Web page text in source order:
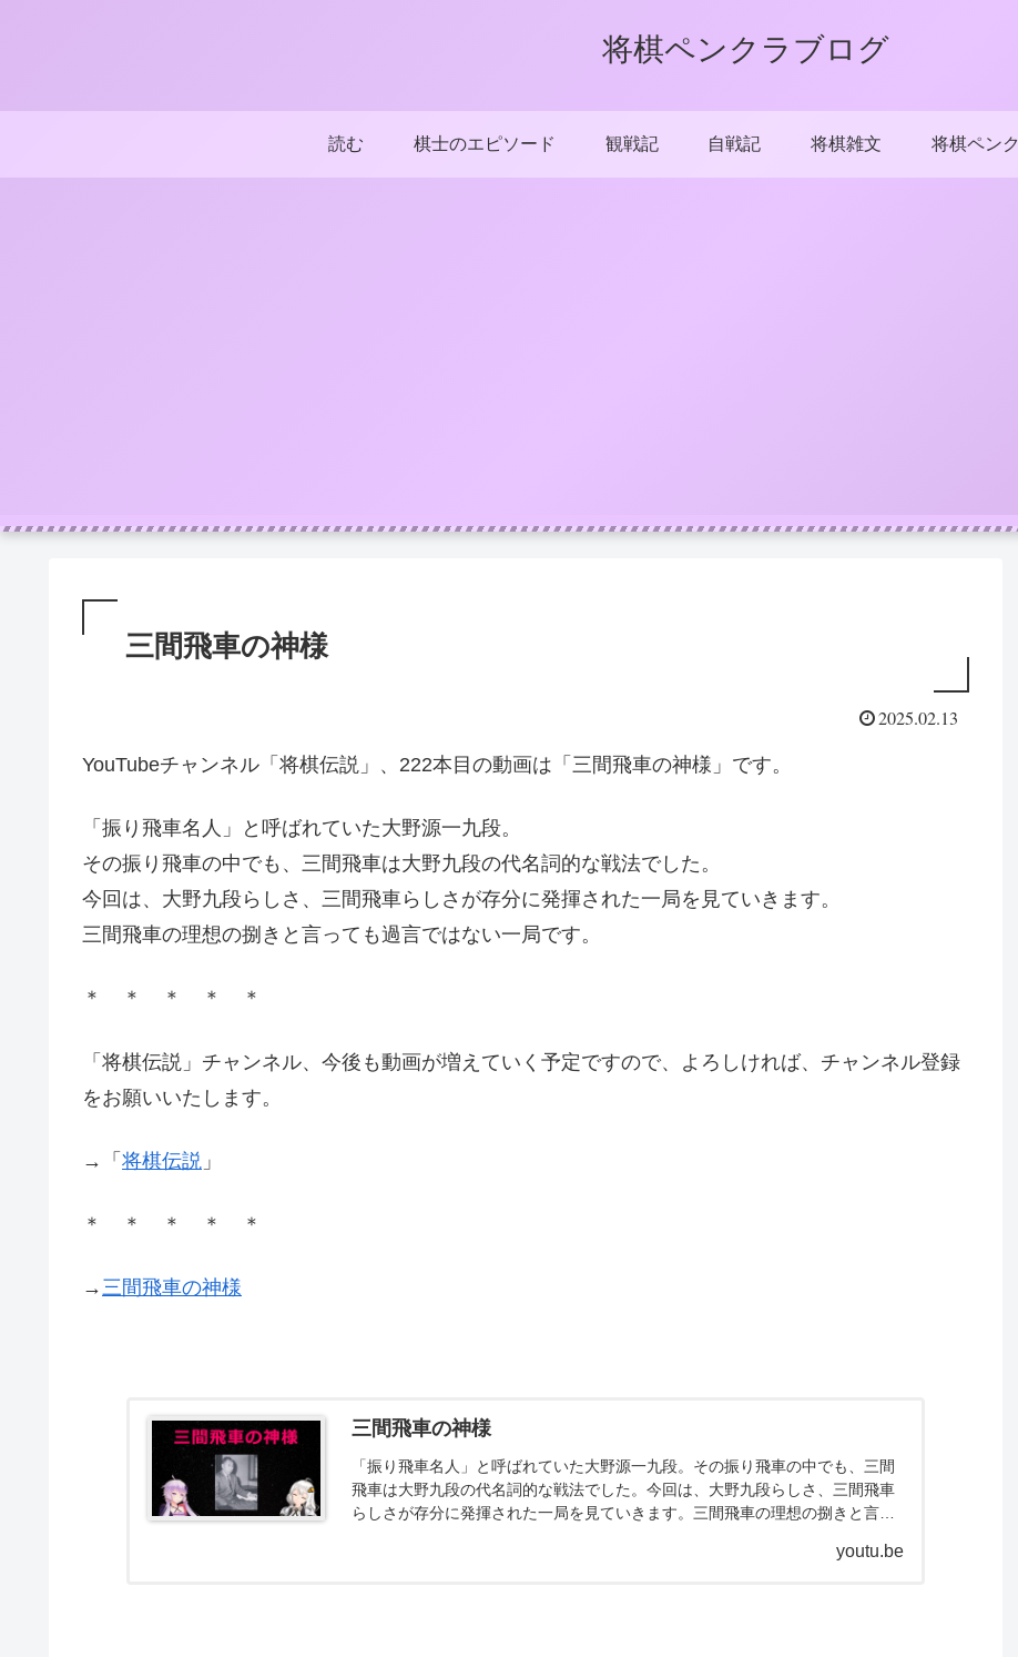
将棋ペンクラブログ
読む 棋士のエピソード 観戦記 自戦記 将棋雑文 将棋ペン
三間飛車の神様
2025.02.13
YouTubeチャンネル「将棋伝説」、222本目の動画は「三間飛車の神様」です。
「振り飛車名人」と呼ばれていた大野源一九段。
その振り飛車の中でも、三間飛車は大野九段の代名詞的な戦法でした。
今回は、大野九段らしさ、三間飛車らしさが存分に発揮された一局を見ていきます。
三間飛車の理想の捌きと言っても過言ではない一局です。
＊ ＊ ＊ ＊ ＊
「将棋伝説」チャンネル、今後も動画が増えていく予定ですので、よろしければ、チャンネル登録
をお願いいたします。
→「 将棋伝説 」
＊ ＊ ＊ ＊ ＊
→三間飛車の神様
三間飛車の神様
「振り飛車名人」と呼ばれていた大野源一九段。その振り飛車の中でも、三間
飛車は大野九段の代名詞的な戦法でした。今回は、大野九段らしさ、三間飛車
らしさが存分に発揮された一局を見ていきます。三間飛車の理想の捌きと言っ
youtu.be